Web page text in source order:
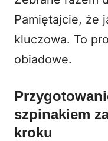
Pamiętajcie, że
kluczowa. To
obiadowe.
szpinakiem
kroku